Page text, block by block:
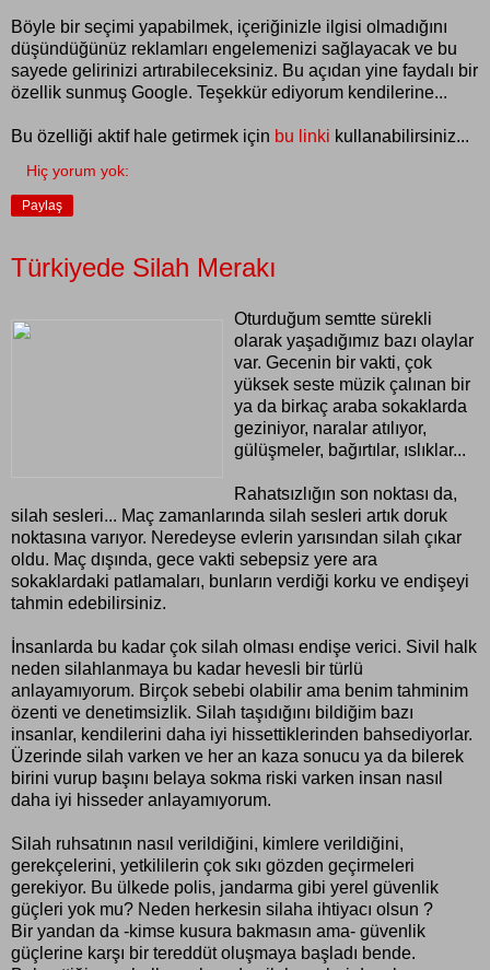
Böyle bir seçimi yapabilmek, içeriğinizle ilgisi olmadığını
düşündüğünüz reklamları engelemenizi sağlayacak ve bu
sayede gelirinizi artırabileceksiniz. Bu açıdan yine faydalı bir
özellik sunmuş Google. Teşekkür ediyorum kendilerine...
Bu özelliği aktif hale getirmek için bu linki kullanabilirsiniz...
Hiç yorum yok:
Paylaş
Türkiyede Silah Merakı
Oturduğum semtte sürekli
olarak yaşadığımız bazı olaylar
var. Gecenin bir vakti, çok
yüksek seste müzik çalınan bir
ya da birkaç araba sokaklarda
geziniyor, naralar atılıyor,
gülüşmeler, bağırtılar, ıslıklar...
Rahatsızlığın son noktası da,
silah sesleri... Maç zamanlarında silah sesleri artık doruk
noktasına varıyor. Neredeyse evlerin yarısından silah çıkar
oldu. Maç dışında, gece vakti sebepsiz yere ara
sokaklardaki patlamaları, bunların verdiği korku ve endişeyi
tahmin edebilirsiniz.
İnsanlarda bu kadar çok silah olması endişe verici. Sivil halk
neden silahlanmaya bu kadar hevesli bir türlü
anlayamıyorum. Birçok sebebi olabilir ama benim tahminim
özenti ve denetimsizlik. Silah taşıdığını bildiğim bazı
insanlar, kendilerini daha iyi hissettiklerinden bahsediyorlar.
Üzerinde silah varken ve her an kaza sonucu ya da bilerek
birini vurup başını belaya sokma riski varken insan nasıl
daha iyi hisseder anlayamıyorum.
Silah ruhsatının nasıl verildiğini, kimlere verildiğini,
gerekçelerini, yetkililerin çok sıkı gözden geçirmeleri
gerekiyor. Bu ülkede polis, jandarma gibi yerel güvenlik
güçleri yok mu? Neden herkesin silaha ihtiyacı olsun ?
Bir yandan da -kimse kusura bakmasın ama- güvenlik
güçlerine karşı bir tereddüt oluşmaya başladı bende.